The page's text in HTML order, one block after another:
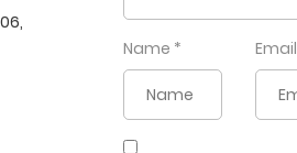
Name * Email